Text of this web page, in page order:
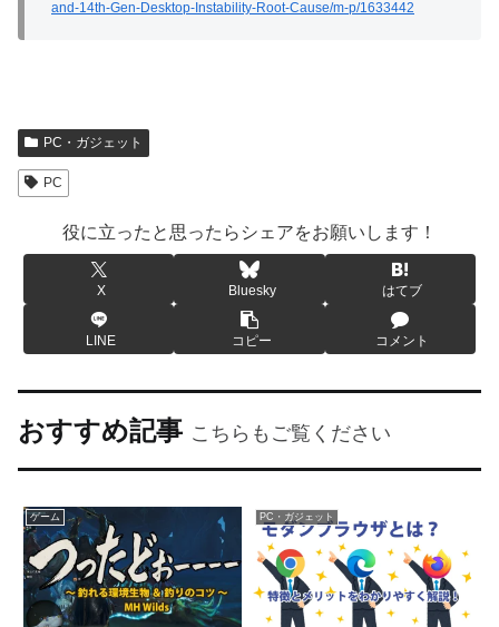
and-14th-Gen-Desktop-Instability-Root-Cause/m-p/1633442
PC・ガジェット
PC
役に立ったと思ったらシェアをお願いします！
X Bluesky はてブ
LINE コピー コメント
おすすめ記事 こちらもご覧ください
ゲーム PC・ガジェット